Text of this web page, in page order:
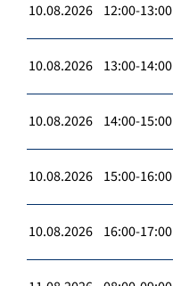
10.08.2026 12:00-13:00
10.08.2026 13:00-14:00
10.08.2026 14:00-15:00
10.08.2026 15:00-16:00
10.08.2026 16:00-17:00